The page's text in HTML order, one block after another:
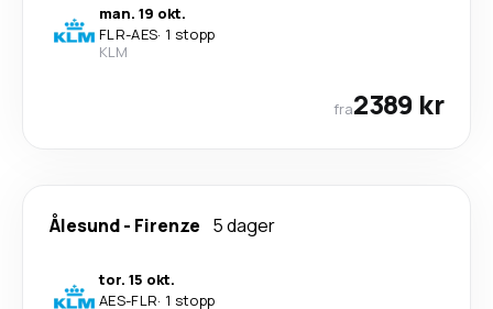
man. 19 okt.
FLR-AES· 1 stopp
KLM
fra2389 kr
Ålesund- Firenze 5 dager
tor. 15 okt.
AES-FLR· 1 stopp